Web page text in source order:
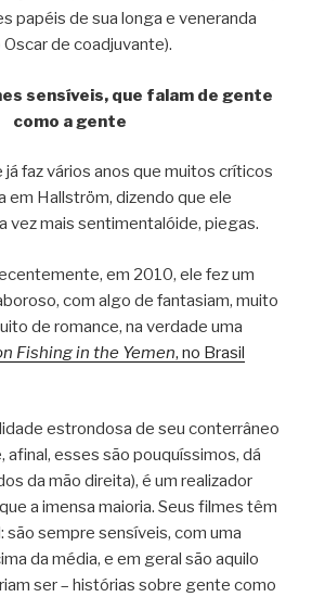
papéis de sua longa e veneranda
de coadjuvante).
sensíveis, que falam de gente
como a gente
já faz vários anos que muitos críticos
em Hallström, dizendo que ele
vez mais sentimentalóide, piegas.
em 2010, ele fez um
com algo de fantasiam, muito
de romance, na verdade uma
Fishing in the Yemen, no Brasil
estrondosa de seu conterrâneo
afinal, esses são pouquíssimos, dá
da mão direita), é um realizador
a imensa maioria. Seus filmes têm
são sempre sensíveis, com uma
da média, e em geral são aquilo
ser – histórias sobre gente como